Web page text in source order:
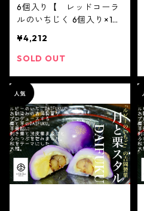
6個入り【 レッドコーラ
ルのいちじく 6個入り×1
須 ジュエリーボックス
いちご DAIFUKU
spring 春 イチゴ 大
福 フルーツ大福 お取り
寄せ テレビで話題
¥4,212
SOLD OUT